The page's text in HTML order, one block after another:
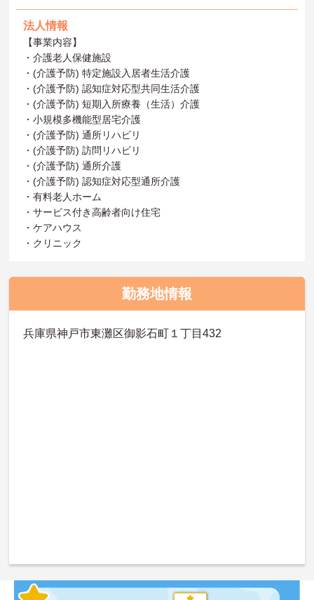
法人情報
【事業内容】
・介護老人保健施設
・(介護予防) 特定施設入居者生活介護
・(介護予防) 認知症対応型共同生活介護
・(介護予防) 短期入所療養（生活）介護
・小規模多機能型居宅介護
・(介護予防) 通所リハビリ
・(介護予防) 訪問リハビリ
・(介護予防) 通所介護
・(介護予防) 認知症対応型通所介護
・有料老人ホーム
・サービス付き高齢者向け住宅
・ケアハウス
・クリニック
勤務地情報
兵庫県神戸市東灘区御影石町１丁目432